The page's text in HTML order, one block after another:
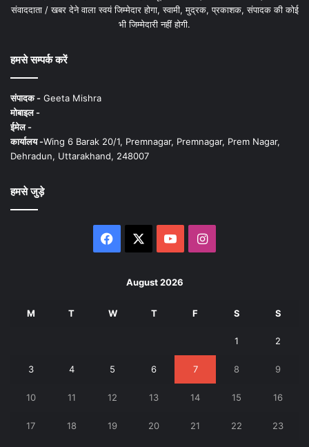
संवाददाता / खबर देने वाला स्वयं जिम्मेदार होगा, स्वामी, मुद्रक, प्रकाशक, संपादक की कोई
भी जिम्मेदारी नहीं होगी.
हमसे सम्पर्क करें
संपादक - Geeta Mishra
मोबाइल -
ईमेल -
कार्यालय -Wing 6 Barak 20/1, Premnagar, Premnagar, Prem Nagar,
Dehradun, Uttarakhand, 248007
हमसे जुड़े
Facebook YouTubeInstagram
August 2026
M T W T F S S
1 2
3 4 5 6 7 8 9
10 11 12 13 14 15 16
17 18 19 20 21 22 23